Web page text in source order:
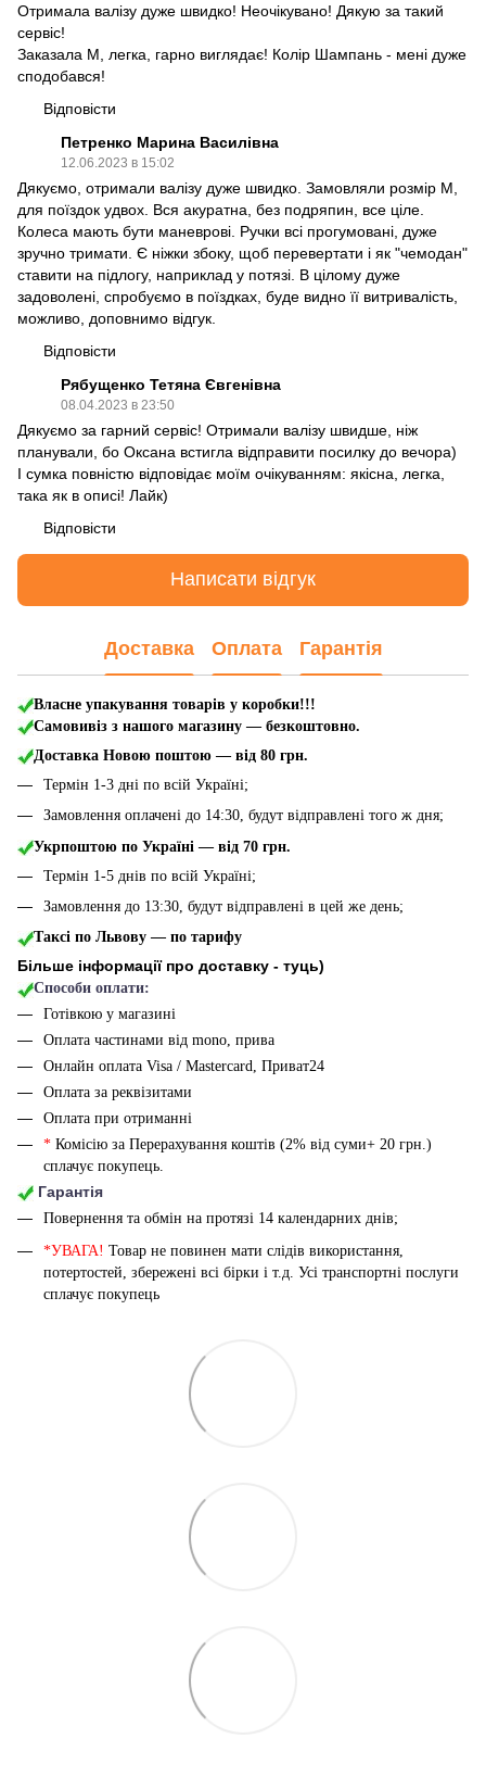
Отримала валізу дуже швидко! Неочікувано! Дякую за такий
сервіс!
Заказала М, легка, гарно виглядає! Колір Шампань - мені дуже
сподобався!
Відповісти
Петренко Марина Василівна
12.06.2023 в 15:02
Дякуємо, отримали валізу дуже швидко. Замовляли розмір М,
для поїздок удвох. Вся акуратна, без подряпин, все ціле.
Колеса мають бути маневрові. Ручки всі прогумовані, дуже
зручно тримати. Є ніжки збоку, щоб перевертати і як "чемодан"
ставити на підлогу, наприклад у потязі. В цілому дуже
задоволені, спробуємо в поїздках, буде видно її витривалість,
можливо, доповнимо відгук.
Відповісти
Рябущенко Тетяна Євгенівна
08.04.2023 в 23:50
Дякуємо за гарний сервіс! Отримали валізу швидше, ніж
планували, бо Оксана встигла відправити посилку до вечора)
І сумка повністю відповідає моїм очікуванням: якісна, легка,
така як в описі! Лайк)
Відповісти
Написати відгук
Доставка Оплата Гарантія
Власне упакування товарів у коробки!!!
Самовивіз з нашого магазину — безкоштовно.
Доставка Новою поштою — від 80 грн.
Термін 1-3 дні по всій Україні;
Замовлення оплачені до 14:30, будут відправлені того ж дня;
Укрпоштою по Україні — від 70 грн.
Термін 1-5 днів по всій Україні;
Замовлення до 13:30, будут відправлені в цей же день;
Таксі по Львову — по тарифу
Більше інформації про доставку - туць)
Способи оплати:
Готівкою у магазині
Оплата частинами від mono, прива
Онлайн оплата Visa / Mastercard, Приват24
Оплата за реквізитами
Оплата при отриманні
* Комісію за Перерахування коштів (2% від суми+ 20 грн.)
сплачує покупець.
Гарантія
Повернення та обмін на протязі 14 календарних днів;
*УВАГА! Товар не повинен мати слідів використання,
потертостей, збережені всі бірки і т.д. Усі транспортні послуги
сплачує покупець